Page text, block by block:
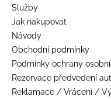
Služby
Jak nakupovat
Návody
Obchodní podmínky
Podmínky ochrany
Rezervace předvedení
Reklamace / Vrácení /